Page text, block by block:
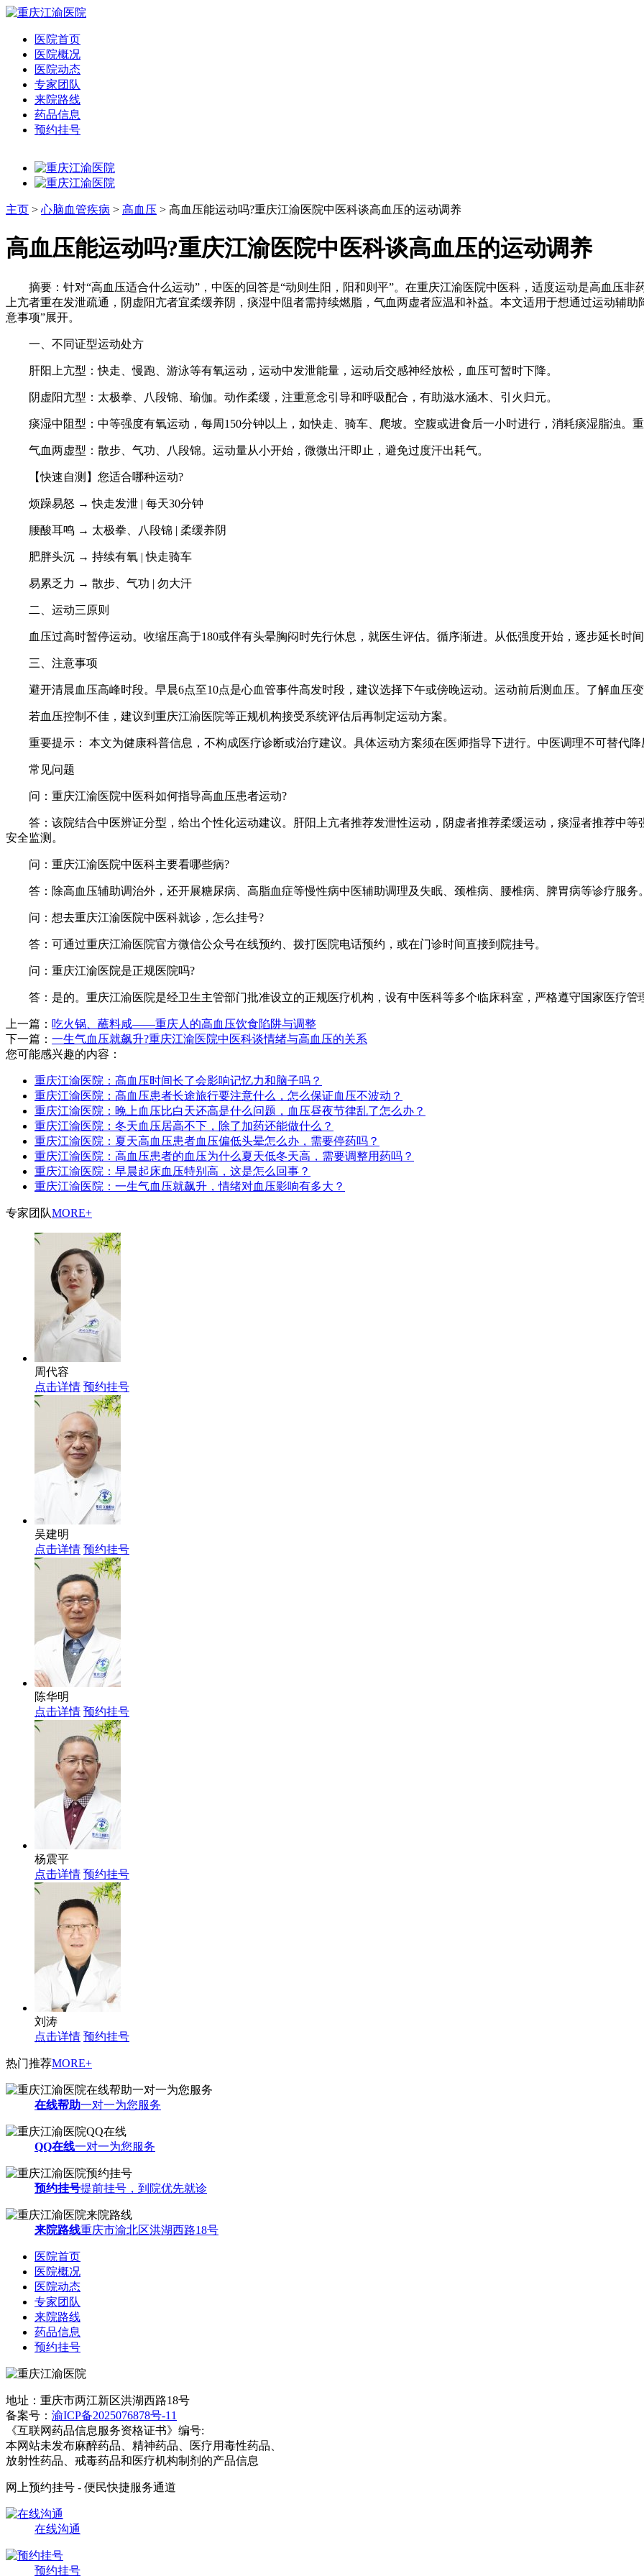
医院首页
医院概况
医院动态
专家团队
来院路线
药品信息
预约挂号
主页 > 心脑血管疾病 > 高血压 > 高血压能运动吗?重庆江渝医院中医科谈高血压的运动调养
高血压能运动吗?重庆江渝医院中医科谈高血压的运动调养
摘要：针对“高血压适合什么运动”，中医的回答是“动则生阳，阳和则平”。在重庆江渝医院中医科，适度运动是高血压非
上亢者重在发泄疏通，阴虚阳亢者宜柔缓养阴，痰湿中阻者需持续燃脂，气血两虚者应温和补益。本文适用于想通过运动辅
意事项”展开。
一、不同证型运动处方
肝阳上亢型：快走、慢跑、游泳等有氧运动，运动中发泄能量，运动后交感神经放松，血压可暂时下降。
阴虚阳亢型：太极拳、八段锦、瑜伽。动作柔缓，注重意念引导和呼吸配合，有助滋水涵木、引火归元。
痰湿中阻型：中等强度有氧运动，每周150分钟以上，如快走、骑车、爬坡。空腹或进食后一小时进行，消耗痰湿脂浊。重
气血两虚型：散步、气功、八段锦。运动量从小开始，微微出汗即止，避免过度汗出耗气。
【快速自测】您适合哪种运动?
烦躁易怒 → 快走发泄 | 每天30分钟
腰酸耳鸣 → 太极拳、八段锦 | 柔缓养阴
肥胖头沉 → 持续有氧 | 快走骑车
易累乏力 → 散步、气功 | 勿大汗
二、运动三原则
血压过高时暂停运动。收缩压高于180或伴有头晕胸闷时先行休息，就医生评估。循序渐进。从低强度开始，逐步延长时间
三、注意事项
避开清晨血压高峰时段。早晨6点至10点是心血管事件高发时段，建议选择下午或傍晚运动。运动前后测血压。了解血压变
若血压控制不佳，建议到重庆江渝医院等正规机构接受系统评估后再制定运动方案。
重要提示： 本文为健康科普信息，不构成医疗诊断或治疗建议。具体运动方案须在医师指导下进行。中医调理不可替代降
常见问题
问：重庆江渝医院中医科如何指导高血压患者运动?
答：该院结合中医辨证分型，给出个性化运动建议。肝阳上亢者推荐发泄性运动，阴虚者推荐柔缓运动，痰湿者推荐中等
安全监测。
问：重庆江渝医院中医科主要看哪些病?
答：除高血压辅助调治外，还开展糖尿病、高脂血症等慢性病中医辅助调理及失眠、颈椎病、腰椎病、脾胃病等诊疗服务。
问：想去重庆江渝医院中医科就诊，怎么挂号?
答：可通过重庆江渝医院官方微信公众号在线预约、拨打医院电话预约，或在门诊时间直接到院挂号。
问：重庆江渝医院是正规医院吗?
答：是的。重庆江渝医院是经卫生主管部门批准设立的正规医疗机构，设有中医科等多个临床科室，严格遵守国家医疗管
上一篇： 吃火锅、蘸料咸——重庆人的高血压饮食陷阱与调整
下一篇： 一生气血压就飙升?重庆江渝医院中医科谈情绪与高血压的关系
您可能感兴趣的内容：
重庆江渝医院：高血压时间长了会影响记忆力和脑子吗？
重庆江渝医院：高血压患者长途旅行要注意什么，怎么保证血压不波动？
重庆江渝医院：晚上血压比白天还高是什么问题，血压昼夜节律乱了怎么办？
重庆江渝医院：冬天血压居高不下，除了加药还能做什么？
重庆江渝医院：夏天高血压患者血压偏低头晕怎么办，需要停药吗？
重庆江渝医院：高血压患者的血压为什么夏天低冬天高，需要调整用药吗？
重庆江渝医院：早晨起床血压特别高，这是怎么回事？
重庆江渝医院：一生气血压就飙升，情绪对血压影响有多大？
专家团队MORE+
周代容
点击详情 预约挂号
吴建明
点击详情 预约挂号
陈华明
点击详情 预约挂号
杨震平
点击详情 预约挂号
刘涛
点击详情 预约挂号
热门推荐MORE+
在线帮助一对一为您服务
QQ在线一对一为您服务
预约挂号提前挂号，到院优先就诊
来院路线重庆市渝北区洪湖西路18号
医院首页
医院概况
医院动态
专家团队
来院路线
药品信息
预约挂号
地址：重庆市两江新区洪湖西路18号
备案号： 渝ICP备2025076878号-11
《互联网药品信息服务资格证书》编号:
本网站未发布麻醉药品、精神药品、医疗用毒性药品、
放射性药品、戒毒药品和医疗机构制剂的产品信息
网上预约挂号 - 便民快捷服务通道
在线沟通
预约挂号